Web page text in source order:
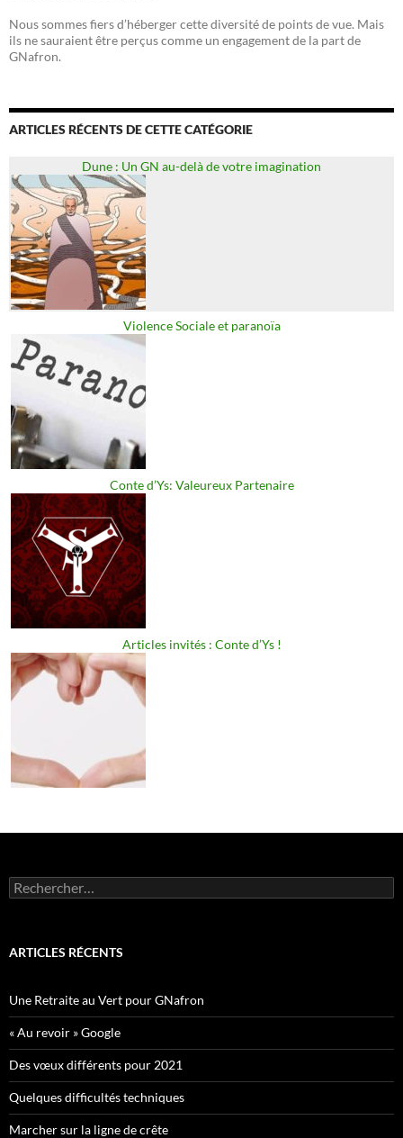
Nous sommes fiers d’héberger cette diversité de points de vue. Mais
ils ne sauraient être perçus comme un engagement de la part de
GNafron.
ARTICLES RÉCENTS DE CETTE CATÉGORIE
Dune : Un GN au-delà de votre imagination
Violence Sociale et paranoïa
Conte d’Ys: Valeureux Partenaire
Articles invités : Conte d’Ys !
Rechercher :
ARTICLES RÉCENTS
Une Retraite au Vert pour GNafron
« Au revoir » Google
Des vœux différents pour 2021
Quelques difficultés techniques
Marcher sur la ligne de crête